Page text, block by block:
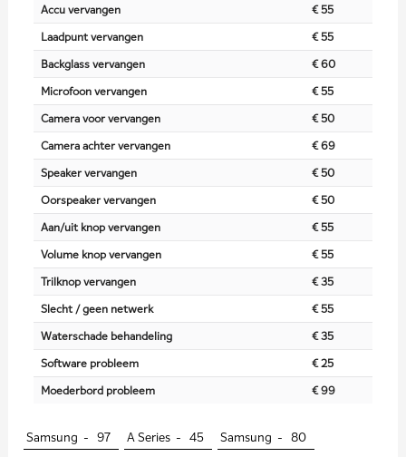
Accu vervangen
€ 55
Laadpunt vervangen
€ 55
Backglass vervangen
€ 60
Microfoon vervangen
€ 55
Camera voor vervangen
€ 50
Camera achter vervangen
€ 69
Speaker vervangen
€ 50
Oorspeaker vervangen
€ 50
Aan/uit knop vervangen
€ 55
Volume knop vervangen
€ 55
Trilknop vervangen
€ 35
Slecht / geen netwerk
€ 55
Waterschade behandeling
€ 35
Software probleem
€ 25
Moederbord probleem
€ 99
Samsung - 97 A Series - 45 Samsung - 80